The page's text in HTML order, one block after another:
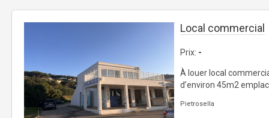
Local commercial
Prix: -
À louer local
d’environ 45m2
Pietrosella